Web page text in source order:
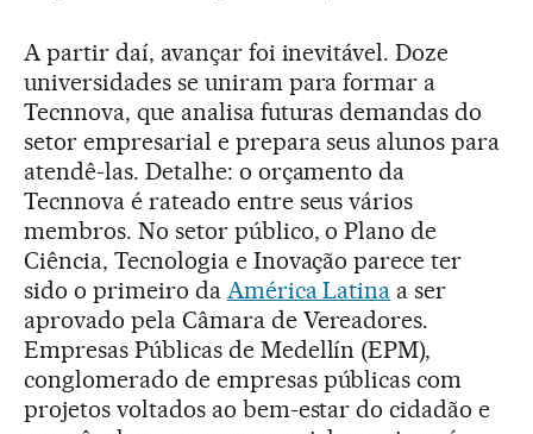
A partir daí, avançar foi inevitável. Doze
universidades se uniram para formar a
Tecnnova, que analisa futuras demandas do
setor empresarial e prepara seus alunos para
atendê-las. Detalhe: o orçamento da
Tecnnova é rateado entre seus vários
membros. No setor público, o Plano de
Ciência, Tecnologia e Inovação parece ter
sido o primeiro da América Latina a ser
aprovado pela Câmara de Vereadores.
Empresas Públicas de Medellín (EPM),
conglomerado de empresas públicas com
projetos voltados ao bem-estar do cidadão e